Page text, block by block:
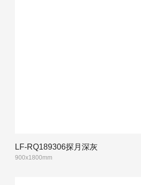
LF-RQ189306探月深灰
900x1800mm